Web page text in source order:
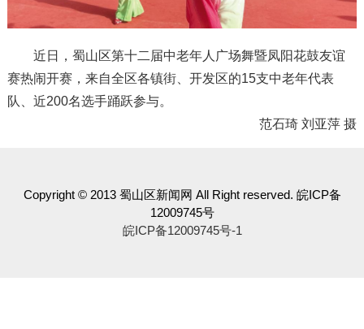
近日，蜀山区第十二届中老年人广场舞暨凤阳花鼓友谊
赛热闹开赛，来自全区各镇街、开发区的15支中老年代表
队、近200名选手踊跃参与。
范石琦 刘亚萍 摄
Copyright © 2013 蜀山区新闻网 All Right reserved. 皖ICP备
12009745号
皖ICP备12009745号-1